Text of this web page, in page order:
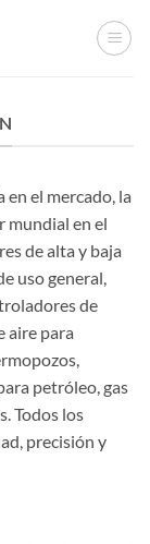
en el mercado, la
mundial en el
de alta y baja
uso general,
de
aire para
petróleo, gas
Todos los
precisión y